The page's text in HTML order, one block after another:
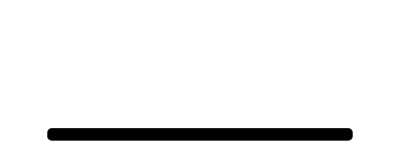
Aktualności